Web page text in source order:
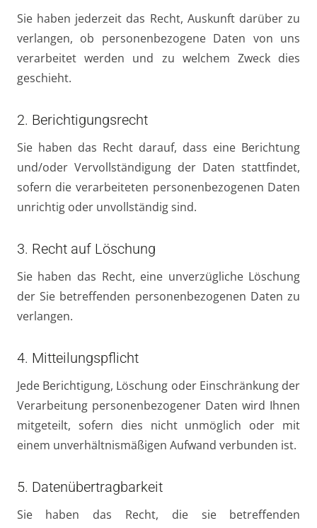
Sie haben jederzeit das Recht, Auskunft darüber zu
verlangen, ob personenbezogene Daten von uns
verarbeitet werden und zu welchem Zweck dies
geschieht.
2. Berichtigungsrecht
Sie haben das Recht darauf, dass eine Berichtung
und/oder Vervollständigung der Daten stattfindet,
sofern die verarbeiteten personenbezogenen Daten
unrichtig oder unvollständig sind.
3. Recht auf Löschung
Sie haben das Recht, eine unverzügliche Löschung
der Sie betreffenden personenbezogenen Daten zu
verlangen.
4. Mitteilungspflicht
Jede Berichtigung, Löschung oder Einschränkung der
Verarbeitung personenbezogener Daten wird Ihnen
mitgeteilt, sofern dies nicht unmöglich oder mit
einem unverhältnismäßigen Aufwand verbunden ist.
5. Datenübertragbarkeit
Sie haben das Recht, die sie betreffenden